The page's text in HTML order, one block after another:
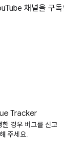
채널을 구독
Tracker
한 경우 버그를 신고
해 주세요.